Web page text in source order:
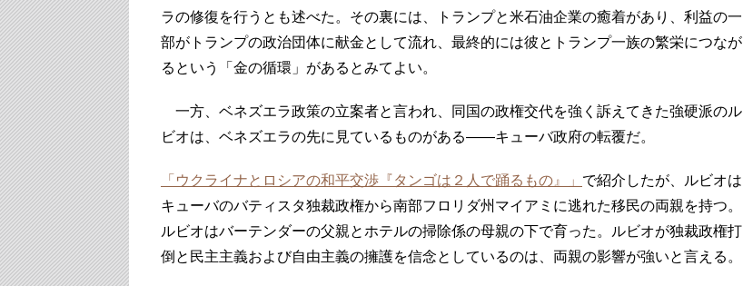
ラの修復を行うとも述べた。その裏には、トランプと米石油企業の癒着があり、利益の一
部がトランプの政治団体に献金として流れ、最終的には彼とトランプ一族の繁栄につなが
るという「金の循環」があるとみてよい。
一方、ベネズエラ政策の立案者と言われ、同国の政権交代を強く訴えてきた強硬派のル
ビオは、ベネズエラの先に見ているものがある――キューバ政府の転覆だ。
「ウクライナとロシアの和平交渉『タンゴは２人で踊るもの』」 で紹介したが、ルビオは
キューバのバティスタ独裁政権から南部フロリダ州マイアミに逃れた移民の両親を持つ。
ルビオはバーテンダーの父親とホテルの掃除係の母親の下で育った。ルビオが独裁政権打
倒と民主主義および自由主義の擁護を信念としているのは、両親の影響が強いと言える。